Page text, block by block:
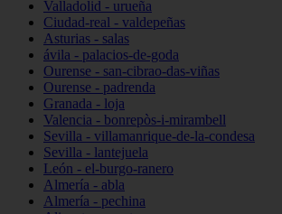
Valladolid - urueña
Ciudad-real - valdepeñas
Asturias - salas
ávila - palacios-de-goda
Ourense - san-cibrao-das-viñas
Ourense - padrenda
Granada - loja
Valencia - bonrepòs-i-mirambell
Sevilla - villamanrique-de-la-condesa
Sevilla - lantejuela
León - el-burgo-ranero
Almería - abla
Almería - pechina